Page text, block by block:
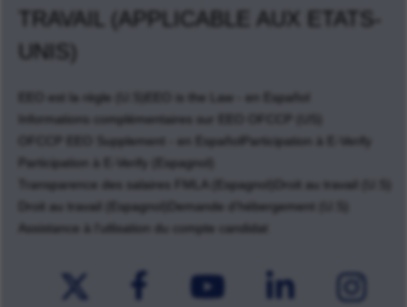
TRAVAIL (APPLICABLE AUX ETATS-
UNIS)
EEO est la règle (U.S)
EEO is the Law - en Español
Informations complémentaires sur EEO OFCCP (US)
OFCCP EEO Supplement - en Español
Participation à E-Verify
Participation à E-Verify (Espagnol)
Transparence des salaires FMLA (Espagnol)
Droit au travail (U.S)
Droit au travail (Espagnol)
Demande d'hébergement (U.S)
Assistance à l'utlisation du compte candidat